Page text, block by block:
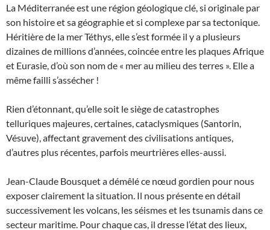
La Méditerranée est une région géologique clé, si originale par
son histoire et sa géographie et si complexe par sa tectonique.
Héritière de la mer Téthys, elle s’est formée il y a plusieurs
dizaines de millions d’années, coincée entre les plaques Afrique
et Eurasie, d’où son nom de « mer au milieu des terres ». Elle a
même failli s’assécher !
Rien d’étonnant, qu’elle soit le siège de catastrophes
telluriques majeures, certaines, cataclysmiques (Santorin,
Vésuve), affectant gravement des civilisations antiques,
d’autres plus récentes, parfois meurtrières elles-aussi.
Jean-Claude Bousquet a démêlé ce nœud gordien pour nous
exposer clairement la situation. Il nous présente en détail
successivement les volcans, les séismes et les tsunamis dans ce
secteur maritime. Pour chaque cas, il dresse l’état des lieux,